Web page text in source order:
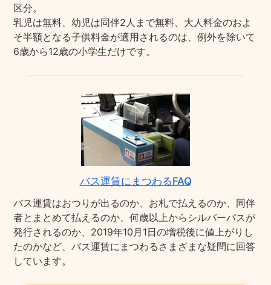
区分。
乳児は無料、幼児は同伴2人まで無料、大人料金のおよ
そ半額となる子供料金が適用されるのは、例外を除いて
6歳から12歳の小学生だけです。
バス運賃にまつわるFAQ
バス運賃はおつりが出るのか、お札で払えるのか、同伴
者とまとめて払えるのか、何歳以上からシルバーパスが
発行されるのか、2019年10月1日の増税後に値上がりし
たのかなど、バス運賃にまつわるさまざまな疑問に回答
しています。